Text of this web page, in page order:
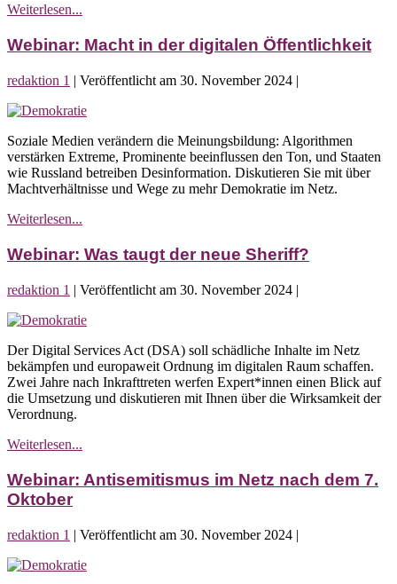
Weiterlesen...
dem
Weg
zum
KI-
Webinar: Macht in der digitalen Öffentlichkeit
redaktion 1 | Veröffentlicht am 30. November 2024 |
Webinar:
in
der
digitalen
Öffentlichkeit
Soziale Medien verändern die Meinungsbildung: Algorithmen
verstärken Extreme, Prominente beeinflussen den Ton, und Staaten
wie Russland betreiben Desinformation. Diskutieren Sie mit über
Machtverhältnisse und Wege zu mehr Demokratie im Netz.
Weiterlesen...
in
der
digitalen
Öffentlichkeit
Webinar: Was taugt der neue Sheriff?
redaktion 1 | Veröffentlicht am 30. November 2024 |
Webinar:
taugt
der
neue
Sheriff?
Der Digital Services Act (DSA) soll schädliche Inhalte im Netz
bekämpfen und europaweit Ordnung im digitalen Raum schaffen.
Zwei Jahre nach Inkrafttreten werfen Expert*innen einen Blick auf
die Umsetzung und diskutieren mit Ihnen über die Wirksamkeit der
Verordnung.
Weiterlesen...
taugt
der
Webinar: Antisemitismus im Netz nach dem 7.
Oktober
redaktion 1 | Veröffentlicht am 30. November 2024 |
Webinar: